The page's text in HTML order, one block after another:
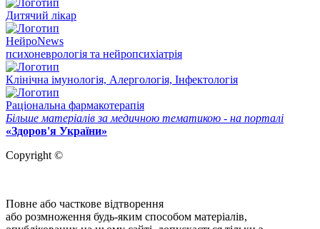
Дитячий лікар
НейроNews
психоневрологія та нейропсихіатрія
Клінічна імунологія, Алергологія, Інфектологія
Раціональна фармакотерапія
Більше матеріалів за медичною тематикою - на порталі
«Здоров'я України»
Copyright ©
Повне або часткове відтворення
або розмноження будь-яким способом матеріалів,